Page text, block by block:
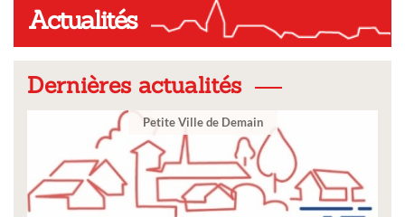
Actualités
Dernières actualités